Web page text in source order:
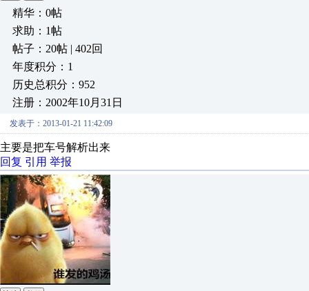
精华：0帖
求助：1帖
帖子：20帖 | 402回
年度积分：1
历史总积分：952
注册：2002年10月31日
发表于：2013-01-21 11:42:09
主要是把车号解析出来
回复 引用 举报